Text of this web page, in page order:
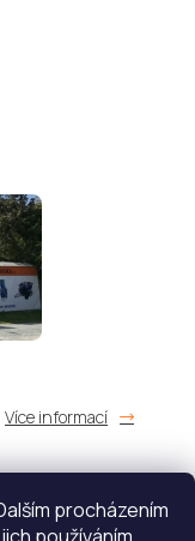
procházením
Více informací